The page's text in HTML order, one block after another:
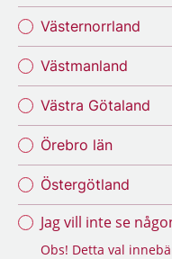
Västernorrland
Västmanland
Västra Götaland
Örebro län
Östergötland
Jag vill inte se
Obs! Detta val